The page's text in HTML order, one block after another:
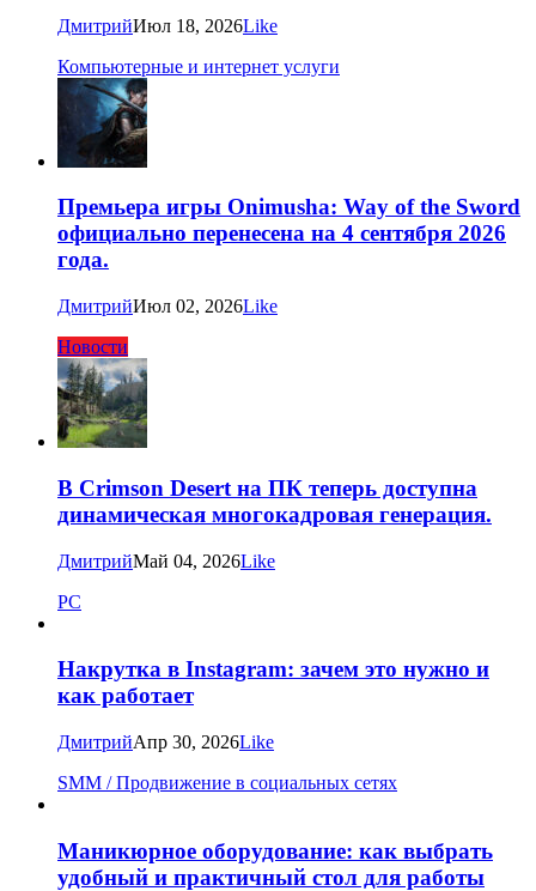
ДмитрийИюл 18, 2026Like
Компьютерные и интернет услуги
Премьера игры Onimusha: Way of the Sword
официально перенесена на 4 сентября 2026
года.
ДмитрийИюл 02, 2026Like
Новости
В Crimson Desert на ПК теперь доступна
динамическая многокадровая генерация.
ДмитрийМай 04, 2026Like
PC
Накрутка в Instagram: зачем это нужно и
как работает
ДмитрийАпр 30, 2026Like
SMM / Продвижение в социальных сетях
Маникюрное оборудование: как выбрать
удобный и практичный стол для работы